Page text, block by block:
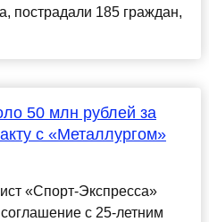
пострадали 185 граждан,
50 млн рублей за
с «Металлургом»
«Спорт-Экспресса»
с 25-летним